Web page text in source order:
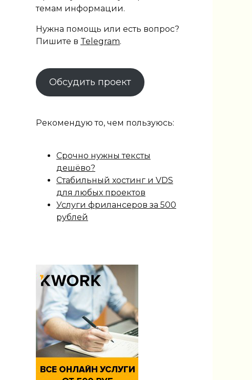
темам информации.
Нужна помощь или есть вопрос?
Пишите в Telegram.
Обсудить проект
Рекомендую то, чем пользуюсь:
Срочно нужны тексты
дешёво?
Стабильный хостинг и VDS
для любых проектов
Услуги фрилансеров за 500
рублей